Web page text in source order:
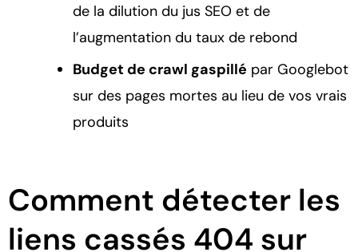
de la dilution du jus SEO et de
l’augmentation du taux de rebond
Budget de crawl gaspillé par Googlebot
sur des pages mortes au lieu de vos vrais
produits
Comment détecter les
liens cassés 404 sur